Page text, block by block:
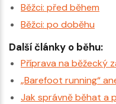
Běžci: před během
Běžci: po doběhu
Další články o běhu:
Příprava na běžecký
„Barefoot running“
Jak správně běhat a